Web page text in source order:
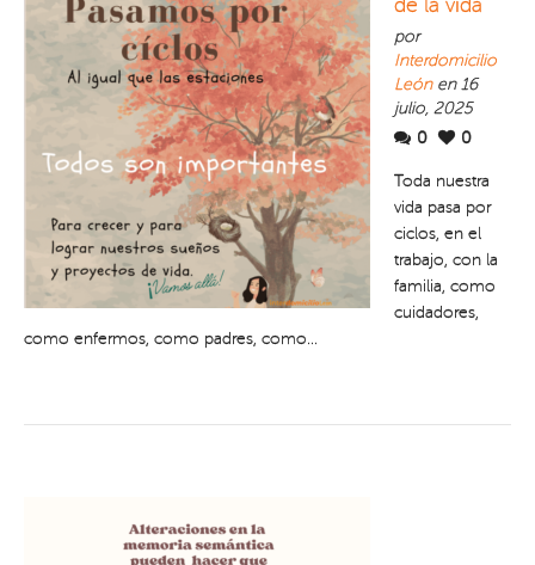
de la vida
por
Interdomicilio
Leónen 16
julio, 2025
0
0
Toda nuestra
vida pasa por
ciclos, en el
trabajo, con la
familia, como
cuidadores,
como enfermos, como padres, como...